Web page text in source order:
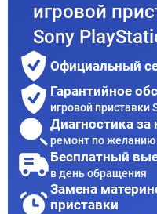
игровой
Sony
Официальный
Гарантийное
игровой приставки
Диагностика за
ремонт по желанию
Бесплатный
в день обращения
Замена
приставки